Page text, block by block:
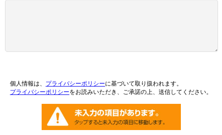
個人情報は、 プライバシーポリシーに基づいて取り扱われます。
プライバシーポリシーをお読みいただき、ご承諾の上、送信してください。